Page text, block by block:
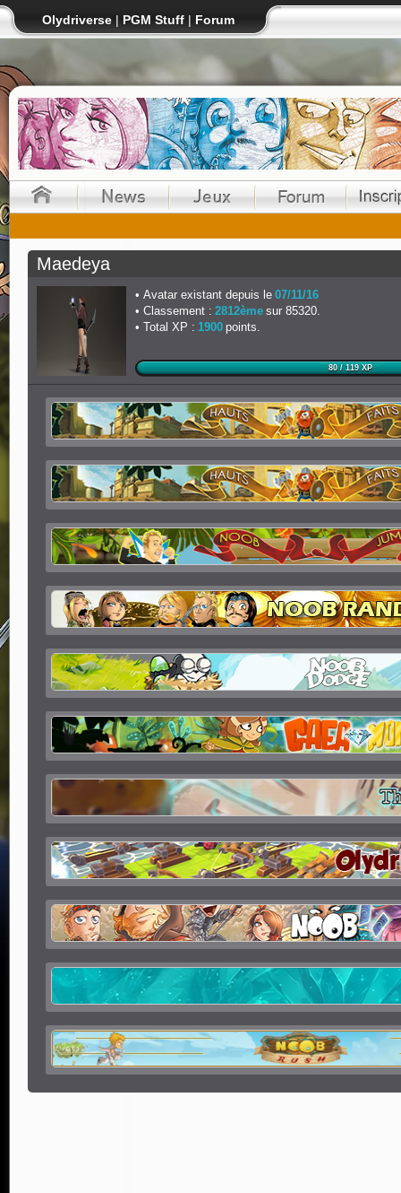
Olydriverse | PGM Stuff | Forum
Maedeya
Avatar existant depuis le 07/11/16
Classement : 2812ème sur 85320.
Total XP : 1900 points.
80 / 119 XP